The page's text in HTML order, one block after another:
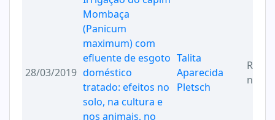
28/03/2019
Mombaça
(Panicum
maximum) com
efluente de esgoto
doméstico
tratado: efeitos no
solo, na cultura e
nos animais, no
Talita
Aparecida
Pletsch
na